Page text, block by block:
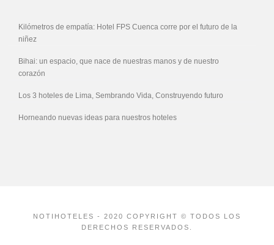
Kilómetros de empatía: Hotel FPS Cuenca corre por el futuro de la
niñez
Bihai: un espacio, que nace de nuestras manos y de nuestro
corazón
Los 3 hoteles de Lima, Sembrando Vida, Construyendo futuro
Horneando nuevas ideas para nuestros hoteles
NOTIHOTELES - 2020 COPYRIGHT © TODOS LOS
DERECHOS RESERVADOS.